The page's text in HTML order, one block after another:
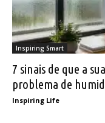
Inspiring Smart
7 sinais de que a
problema de
Inspiring Life